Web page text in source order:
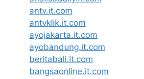
antv.it.com
antvklik.it.com
ayojakarta.it.com
ayobandung.it.com
beritabali.it.com
bangsaonline.it.com